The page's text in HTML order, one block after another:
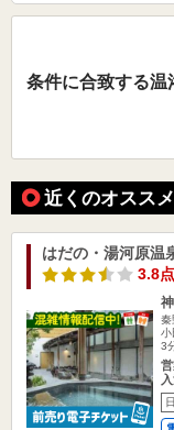
条件に合致する温
近くのオスス
はだの・湯河原温
3.8点
秦
小
3